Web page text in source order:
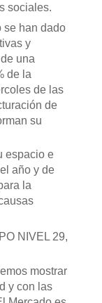
sociales.
se han dado
y
una
de la
de las
de
su
espacio e
año y de
la
NIVEL 29,
mostrar
y con las